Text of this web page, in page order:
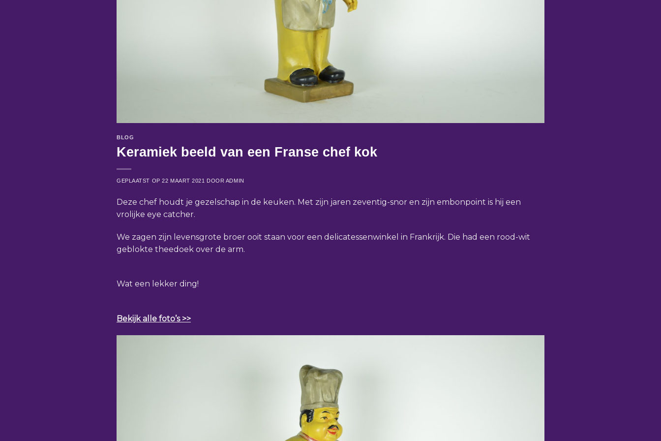
BLOG
Keramiek beeld van een Franse chef kok
GEPLAATST OP22 MAART 2021 DOOR ADMIN
Deze chef houdt je gezelschap in de keuken. Met zijn jaren zeventig-snor en zijn embonpoint is hij een
vrolijke eye catcher.
We zagen zijn levensgrote broer ooit staan voor een delicatessenwinkel in Frankrijk. Die had een rood-wit
geblokte theedoek over de arm.
Wat een lekker ding!
Bekijk alle foto’s >>